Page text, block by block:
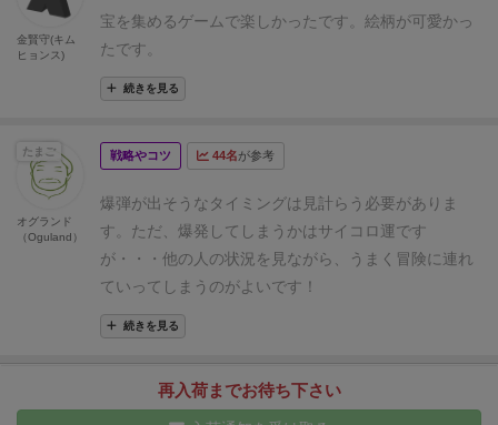
つ受け取ります。ダイスによってはどちらか１つ選べ
るものもあり。
ていない場合はストック又は所持者から爆弾ダイスを
受け取ります。持っている場合は誰かに渡します。数
くのはターン最後に１回のみで、最低でも全ての地図
の写真だと冒険に行くなら最低４枚＋任意でその先）
いかない判断もできますが、行く場合は一人で挑むか
誰かを連れていく（複数人なら任意の誰かを選ぶ）か
を決めて、次の処理です。 ①島カードを島めくり、描
かれている条件をクリアする（剣・盾・お宝等描かれ
い拒否は不可）と、島カードを獲得できます。最低で
も出目の数分めくらないといけません。②１）出目分
と一緒に遊べますが、サイコロの目の運に左右されて
しまうので、お子さまに勝たせたくてもうまくいかな
いこともあります・・・
▶3pt.≪★★★≫子どもと度（With kids）
▶5pt.≪★★★★★≫にゃんこパイレーツ
ームの流れとルール解説はこちらをご覧ください！
宝を集めるゲームで楽しかったです。 絵柄が可愛かっ
たです。
続きを見る
金賢守(キム
ヒョンス)
戦略やコツ 44名が参考
爆弾が出そうなタイミングは見計らう必要がありま
す。ただ、爆発してしまうかはサイコロ運です
が・・・ 他の人の状況を見ながら、うまく冒険に連れ
ていってしまうのがよいです！
続きを見る
たまご
オグランド
（Oguland）
再入荷までお待ち下さい